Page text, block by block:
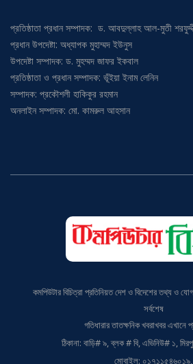
প্রতিষ্ঠাতা প্রধান সম্পাদক: ড. আবদুল্লাহ আল-মুতী
প্রধান উপদেষ্টা: অধ্যাপক মুহাম্মদ ইউনুস
উপদেষ্টা সম্পাদক: ড. মুহম্মদ জাফর ইকবাল
প্রতিষ্ঠাতা ও প্রধান সম্পাদক: ভূঁইয়া ইনাম লেনিন
সম্পাদক: প্রকৌশলী হাকিকুর রহমান
অনলাইন সম্পাদক: মো. কামরুল আহসান
কমপিউটার বিচিত্রা প্রতিনিয়ত দেশ ও বিদেশের তথ্য ও
সর্বশেষ
গতিধারার তাতক্ষনিক খবরাখবর এখানে
ঠিকানা: বাড়ি# ৯, ব্লক # বি, এভিনিউ# ১,
মোবাইল: ০১৭১১৫৪৬০১৯,